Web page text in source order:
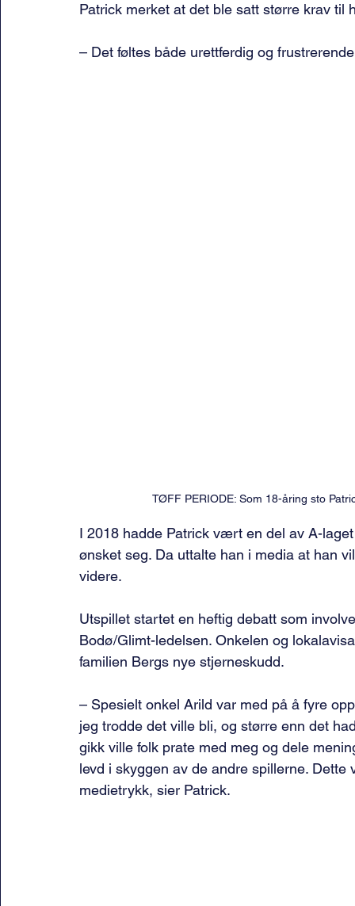
Patrick merket at det ble satt større krav til
– Det føltes både urettferdig og
TØFF PERIODE: Som 18-åring sto
I 2018 hadde Patrick vært en del av A-
ønsket seg. Da uttalte han i media at han
videre.
Utspillet startet en heftig debatt som
Bodø/Glimt-ledelsen. Onkelen og
familien Bergs nye stjerneskudd.
– Spesielt onkel Arild var med på å fyre
jeg trodde det ville bli, og større enn det
gikk ville folk prate med meg og dele
levd i skyggen av de andre spillerne.
medietrykk, sier Patrick.